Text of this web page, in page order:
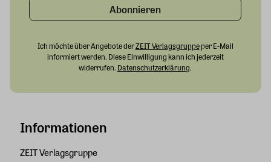
Informationen
ZEIT Verlagsgruppe
Abonnieren
Ich möchte über Angebote derZEIT Verlagsgruppeper E-Mail
informiert werden. Diese Einwilligung kann ich jederzeit
widerrufen. Datenschutzerklärung.